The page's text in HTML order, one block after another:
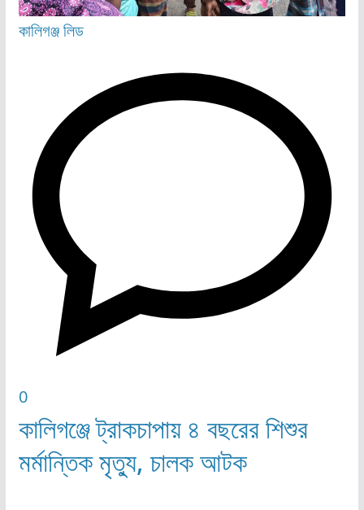
কালিগঞ্জলিড
0
কালিগঞ্জে ট্রাকচাপায় ৪ বছরের শিশুর
মর্মান্তিক মৃত্যু, চালক আটক